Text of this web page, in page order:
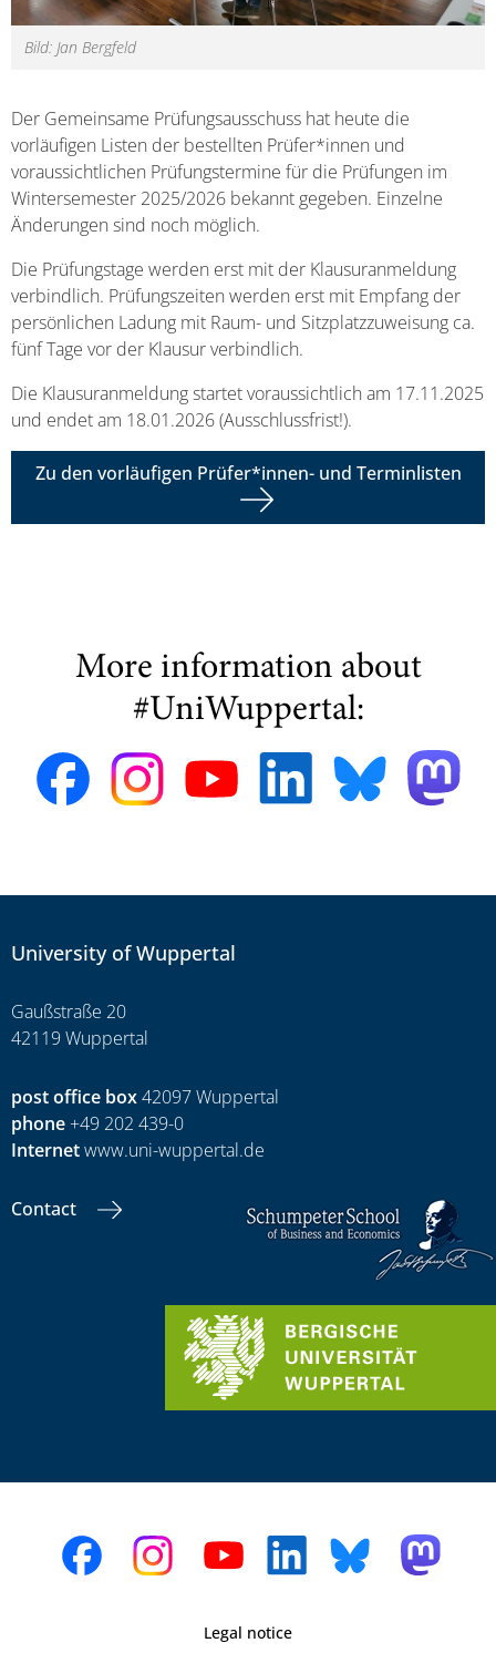
Bild: Jan Bergfeld
Der Gemeinsame Prüfungsausschuss hat heute die
vorläufigen Listen der bestellten Prüfer*innen und
voraussichtlichen Prüfungstermine für die Prüfungen im
Wintersemester 2025/2026 bekannt gegeben. Einzelne
Änderungen sind noch möglich.
Die Prüfungstage werden erst mit der Klausuranmeldung
verbindlich. Prüfungszeiten werden erst mit Empfang der
persönlichen Ladung mit Raum- und Sitzplatzzuweisung ca.
fünf Tage vor der Klausur verbindlich.
Die Klausuranmeldung startet voraussichtlich am 17.11.2025
und endet am 18.01.2026 (Ausschlussfrist!).
Zu den vorläufigen Prüfer*innen- und Terminlisten
More information about
#UniWuppertal:
University of Wuppertal
Gaußstraße 20
42119 Wuppertal
post office box42097 Wuppertal
phone+49 202 439-0
Internetwww.uni-wuppertal.de
Contact
Legal notice